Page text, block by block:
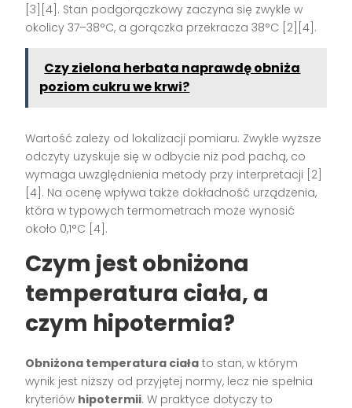
[3][4]. Stan podgorączkowy zaczyna się zwykle w
okolicy 37–38°C, a gorączka przekracza 38°C [2][4].
Czy zielona herbata naprawdę obniża
poziom cukru we krwi?
Wartość zależy od lokalizacji pomiaru. Zwykle wyższe
odczyty uzyskuje się w odbycie niż pod pachą, co
wymaga uwzględnienia metody przy interpretacji [2]
[4]. Na ocenę wpływa także dokładność urządzenia,
która w typowych termometrach może wynosić
około 0,1°C [4].
Czym jest obniżona
temperatura ciała, a
czym hipotermia?
Obniżona temperatura ciała to stan, w którym
wynik jest niższy od przyjętej normy, lecz nie spełnia
kryteriów hipotermii. W praktyce dotyczy to